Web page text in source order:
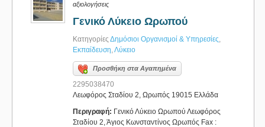
αξιολογήσεις
Γενικό Λύκειο Ωρωπού
Κατηγορίες Δημόσιοι Οργανισμοί & Υπηρεσίες,
Εκπαίδευση,Λύκειο
Προσθήκη στα Αγαπημένα
2295038470
Λεωφόρος Σταδίου 2, Ωρωπός 19015 Ελλάδα
Περιγραφή: Γενικό Λύκειο Ωρωπού Λεωφόρος
Σταδίου 2, Άγιος Κωνσταντίνος Ωρωπός Fax :